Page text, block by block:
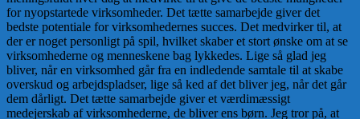
for nyopstartede virksomheder. Det tætte samarbejde giver det
bedste potentiale for virksomhedernes succes. Det medvirker til, at
der er noget personligt på spil, hvilket skaber et stort ønske om at se
virksomhederne og menneskene bag lykkedes. Lige så glad jeg
bliver, når en virksomhed går fra en indledende samtale til at skabe
overskud og arbejdspladser, lige så ked af det bliver jeg, når det går
dem dårligt. Det tætte samarbejde giver et værdimæssigt
medejerskab af virksomhederne, de bliver ens børn. Jeg tror på, at